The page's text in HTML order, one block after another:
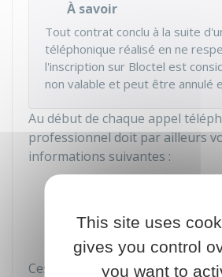
À savoir
Tout contrat conclu à la suite
téléphonique réalisé en ne
l'inscription sur Bloctel est
non valable et peut être annulé
Au début de chaque appel
professionnel doit par ailleurs
informations suivantes :
Son identité ou
La nature commerciale
Ces informations doivent vous
This site uses
gives you control
you want to